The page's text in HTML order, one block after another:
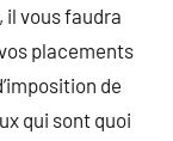
vous faudra
placements
de
qui sont quoi